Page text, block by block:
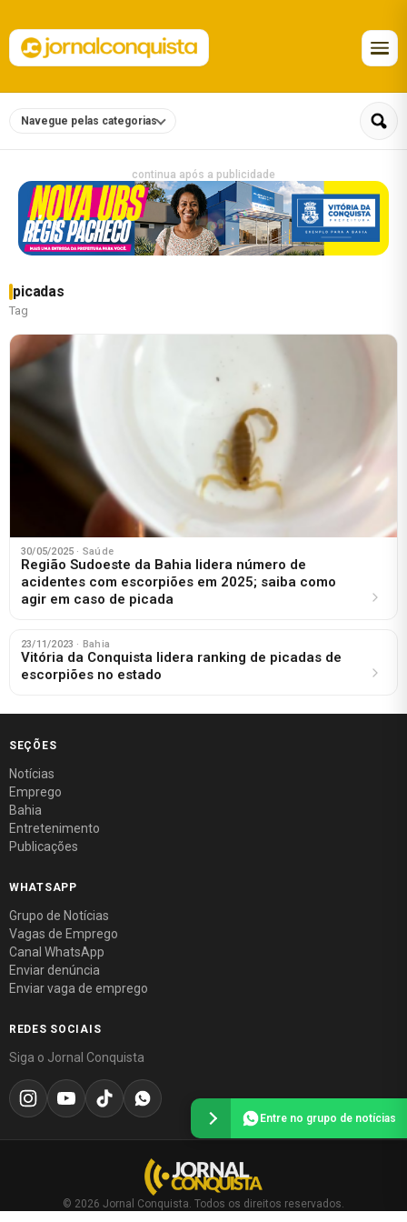
Navegue pelas categorias
continua após a publicidade
picadas
Tag
30/05/2025 · Saúde
Região Sudoeste da Bahia lidera número de
acidentes com escorpiões em 2025; saiba como
agir em caso de picada
23/11/2023 · Bahia
Vitória da Conquista lidera ranking de picadas de
escorpiões no estado
SEÇÕES
Notícias
Emprego
Bahia
Entretenimento
Publicações
WHATSAPP
Grupo de Notícias
Vagas de Emprego
Canal WhatsApp
Enviar denúncia
Enviar vaga de emprego
REDES SOCIAIS
Siga o Jornal Conquista
© 2026 Jornal Conquista. Todos os direitos reservados.
Entre no grupo de notícias